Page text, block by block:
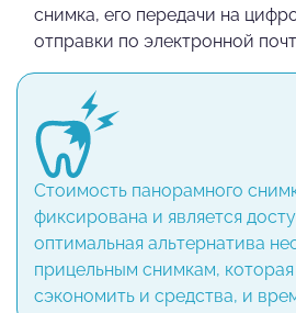
снимка, его передачи на
отправки по электронной
Стоимость панорамного
фиксирована и является
оптимальная альтернатива
прицельным снимкам, которая
сэкономить и средства, и